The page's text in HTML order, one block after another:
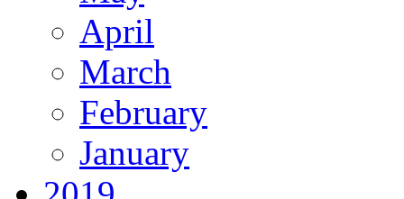
April
March
February
January